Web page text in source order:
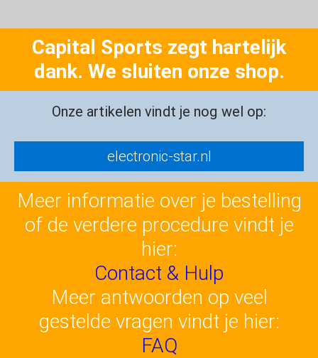
Capital Sports zegt hartelijk
dank. We sluiten onze shop.
Onze artikelen vindt je nog wel op:
electronic-star.nl
Meer informatie over je bestelling
of de verdere procedure vindt je
hier:
Contact & Hulp
Meer antwoorden op veel
gestelde vragen vindt je hier:
FAQ